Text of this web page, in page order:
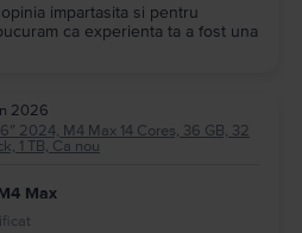
impartasita si pentru
ca experienta ta a fost una
2026
2024, M4 Max 14 Cores, 36 GB, 32
1 TB, Ca nou
Max